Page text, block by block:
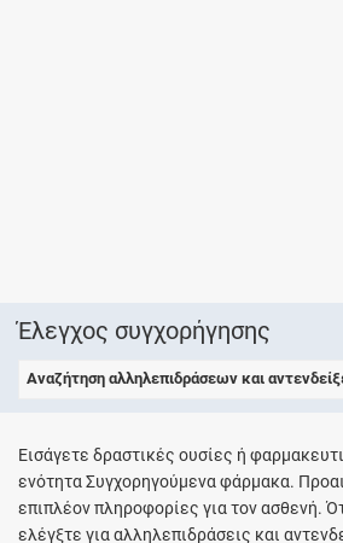
Έλεγχος συγχορήγησης
Αναζήτηση αλληλεπιδράσεων και
Εισάγετε δραστικές ουσίες ή
ενότητα Συγχορηγούμενα φάρμακα.
επιπλέον πληροφορίες για τον ασθενή.
ελέγξτε για αλληλεπιδράσεις και